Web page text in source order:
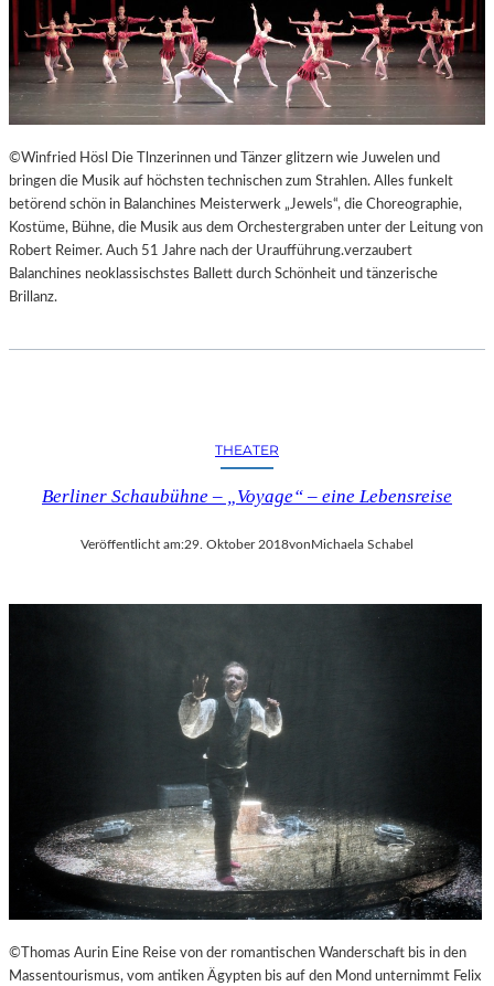
©Winfried Hösl Die Tlnzerinnen und Tänzer glitzern wie Juwelen und
bringen die Musik auf höchsten technischen zum Strahlen. Alles funkelt
betörend schön in Balanchines Meisterwerk „Jewels“, die Choreographie,
Kostüme, Bühne, die Musik aus dem Orchestergraben unter der Leitung von
Robert Reimer. Auch 51 Jahre nach der Uraufführung.verzaubert
Balanchines neoklassischstes Ballett durch Schönheit und tänzerische
Brillanz.
THEATER
Berliner Schaubühne – „Voyage“ – eine Lebensreise
Veröffentlicht am:29. Oktober 2018vonMichaela Schabel
©Thomas Aurin Eine Reise von der romantischen Wanderschaft bis in den
Massentourismus, vom antiken Ägypten bis auf den Mond unternimmt Felix